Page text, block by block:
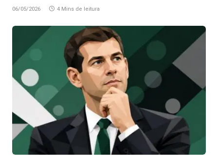
06/05/2026 4 Mins de leitura